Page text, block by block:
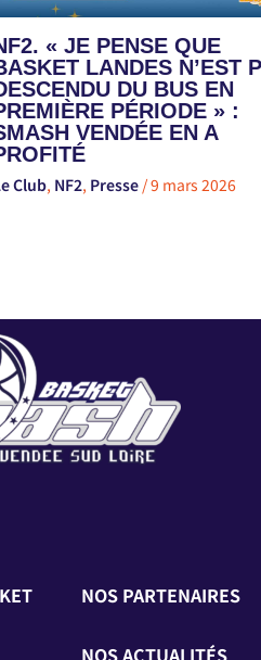
« JE PENSE QUE
LANDES N’EST
DU BUS EN
PÉRIODE » :
VENDÉE EN A
Club, NF2, Presse /9 mars 2026
NOS PARTENAIRES
NOS ACTUALITÉS